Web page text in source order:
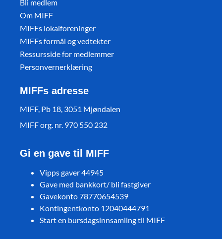
Bli medlem
Om MIFF
MIFFs lokalforeninger
MIFFs formål og vedtekter
Ressursside for medlemmer
Personvernerklæring
MIFFs adresse
MIFF, Pb 18, 3051 Mjøndalen
MIFF org. nr. 970 550 232
Gi en gave til MIFF
Vipps gaver 44945
Gave med bankkort/ bli fastgiver
Gavekonto 78770654539
Kontingentkonto 12040444791
Start en bursdagsinnsamling til MIFF